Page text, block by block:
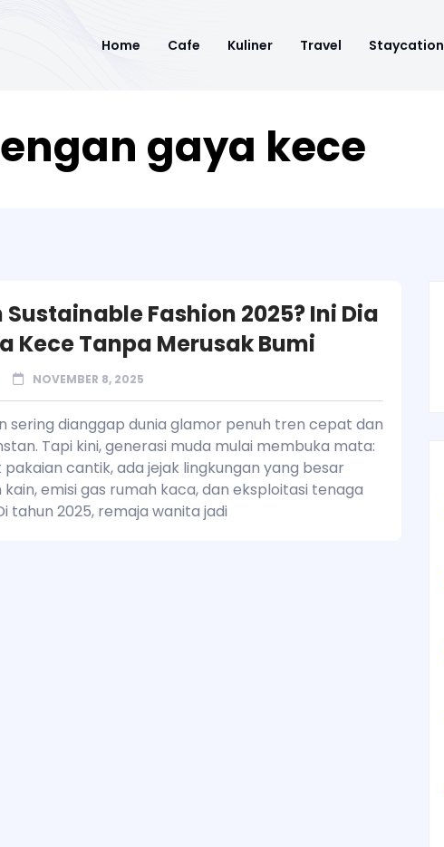
Home Cafe Kuliner Travel Staycation
gaya kece
Sustainable Fashion 2025? Ini Dia
Kece Tanpa Merusak Bumi
NOVEMBER 8, 2025
sering dianggap dunia glamor penuh tren cepat dan
Tapi kini, generasi muda mulai membuka mata:
pakaian cantik, ada jejak lingkungan yang besar
kain, emisi gas rumah kaca, dan eksploitasi tenaga
tahun 2025, remaja wanita jadi